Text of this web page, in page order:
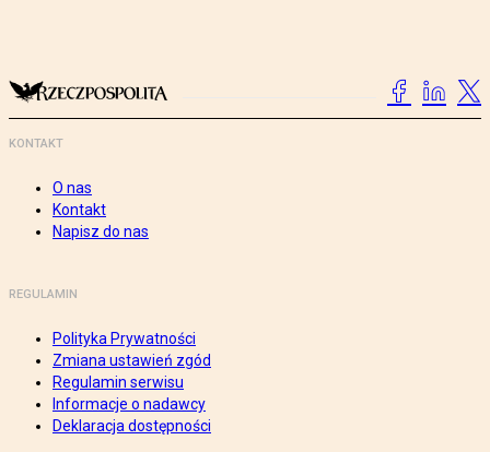
KONTAKT
O nas
Kontakt
Napisz do nas
REGULAMIN
Polityka Prywatności
Zmiana ustawień zgód
Regulamin serwisu
Informacje o nadawcy
Deklaracja dostępności